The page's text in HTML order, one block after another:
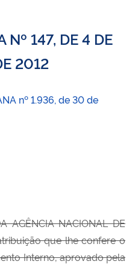
Nº 147, DE 4 DE
2012
nº 1.936, de 30 de
AGÊNCIA NACIONAL DE
que lhe confere o
Interno, aprovado pela